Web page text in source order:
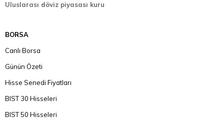
Uluslarası döviz piyasası kuru
BORSA
Canlı Borsa
Günün Özeti
Hisse Senedi Fiyatları
BIST 30 Hisseleri
BIST 50 Hisseleri